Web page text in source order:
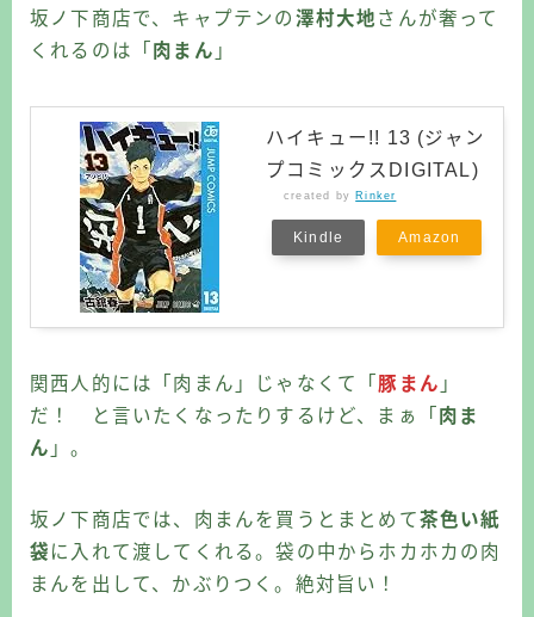
坂ノ下商店で、キャプテンの 澤村大地 さんが奢って
くれるのは「 肉まん 」
ハイキュー!! 13 (ジャン
プコミックスDIGITAL)
created by Rinker
Kindle Amazon
関西人的には「肉まん」じゃなくて「 豚まん 」
だ！ と言いたくなったりするけど、まぁ「 肉ま
ん 」。
坂ノ下商店では、肉まんを買うとまとめて茶色い紙
袋 に入れて渡してくれる。袋の中からホカホカの肉
まんを出して、かぶりつく。絶対旨い！